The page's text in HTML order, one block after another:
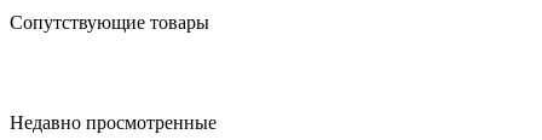
Сопутствующие товары
Недавно просмотренные